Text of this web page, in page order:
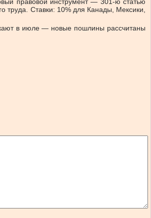
труда. Ставки: 10% для Канады, Мексики,
в июле — новые пошлины рассчитаны